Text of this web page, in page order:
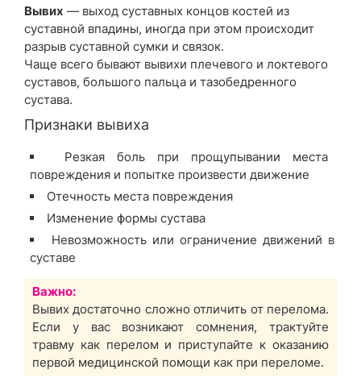
Вывих — выход суставных концов костей из
суставной впадины, иногда при этом происходит
разрыв суставной сумки и связок.
Чаще всего бывают вывихи плечевого и локтевого
суставов, большого пальца и тазобедренного
сустава.
Признаки вывиха
Резкая боль при прощупывании места
повреждения и попытке произвести движение
Отечность места повреждения
Изменение формы сустава
Невозможность или ограничение движений в
суставе
Важно:
Вывих достаточно сложно отличить от перелома.
Если у вас возникают сомнения, трактуйте
травму как перелом и приступайте к оказанию
первой медицинской помощи как при переломе.